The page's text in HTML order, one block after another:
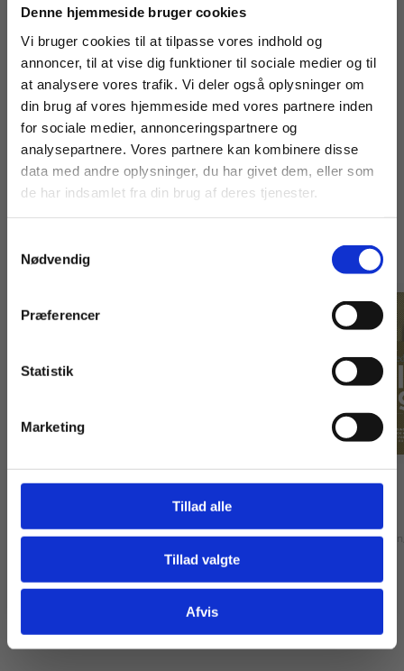
Denne hjemmeside bruger cookies
Vi bruger cookies til at tilpasse vores indhold og
annoncer, til at vise dig funktioner til sociale medier og til
at analysere vores trafik. Vi deler også oplysninger om
din brug af vores hjemmeside med vores partnere inden
for sociale medier, annonceringspartnere og
analysepartnere. Vores partnere kan kombinere disse
data med andre oplysninger, du har givet dem, eller som
de har indsamlet fra din brug af deres tjenester.
Nødvendig
Præferencer
Statistik
Marketing
Tillad alle
Tillad valgte
Afvis
Titler i serien
eBog+
Trine Lykke Gandil
126,00 KR.
eBog+
Martin Hauerberg Olsen
142,00 KR.
Køb læremidler og find masterclasses mm.
Fortsæt som:
For privatkunder og
studerende. Du får
vist priser inkl.
For institutioner og
virksomheder. Du
får vist priser ekskl.
Gå til praxisOnline